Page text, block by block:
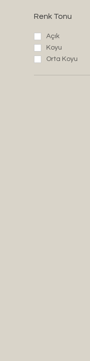
Renk Tonu
Açık
Koyu
Orta Koyu